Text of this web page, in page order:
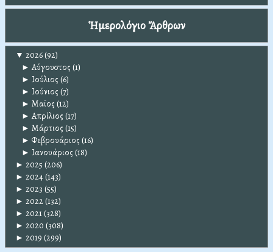
Ἡμερολόγιο Ἄρθρων
▼ 2026(92)
► Αύγουστος (1)
► Ιούλιος (6)
► Ιούνιος (7)
► Μαϊος (12)
► Απρίλιος (17)
► Μάρτιος (15)
► Φεβρουάριος (16)
► Ιανουάριος (18)
► 2025 (206)
► 2024(143)
► 2023 (55)
► 2022(132)
► 2021(328)
► 2020 (308)
► 2019 (299)